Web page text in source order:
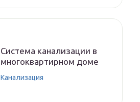
Система канализации в
многоквартирном доме
Канализация